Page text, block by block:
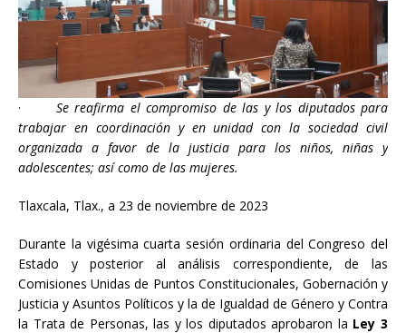
· Se reafirma el compromiso de las y los diputados para
trabajar en coordinación y en unidad con la sociedad civil
organizada a favor de la justicia para los niños, niñas y
adolescentes; así como de las mujeres.
Tlaxcala, Tlax., a 23 de noviembre de 2023
Durante la vigésima cuarta sesión ordinaria del Congreso del
Estado y posterior al análisis correspondiente, de las
Comisiones Unidas de Puntos Constitucionales, Gobernación y
Justicia y Asuntos Políticos y la de Igualdad de Género y Contra
la Trata de Personas, las y los diputados aprobaron la Ley 3